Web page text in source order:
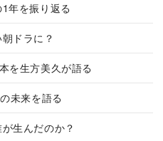
年を振り返る
ドラに？
を生方美久が語る
未来を語る
が生んだのか？